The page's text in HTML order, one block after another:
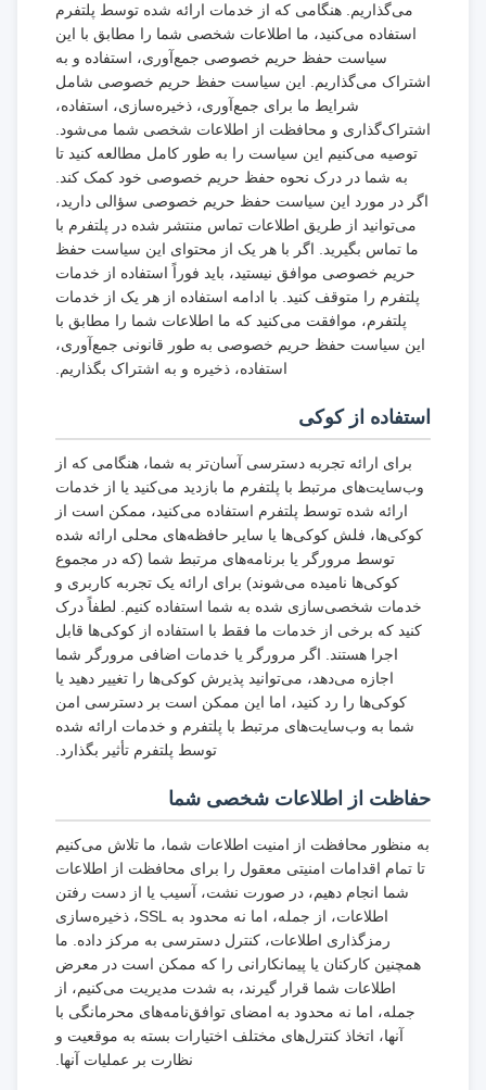
می‌گذاریم. هنگامی که از خدمات ارائه شده توسط پلتفرم
استفاده می‌کنید، ما اطلاعات شخصی شما را مطابق با این
سیاست حفظ حریم خصوصی جمع‌آوری، استفاده و به
اشتراک می‌گذاریم. این سیاست حفظ حریم خصوصی شامل
شرایط ما برای جمع‌آوری، ذخیره‌سازی، استفاده،
اشتراک‌گذاری و محافظت از اطلاعات شخصی شما می‌شود.
توصیه می‌کنیم این سیاست را به طور کامل مطالعه کنید تا
به شما در درک نحوه حفظ حریم خصوصی خود کمک کند.
اگر در مورد این سیاست حفظ حریم خصوصی سؤالی دارید،
می‌توانید از طریق اطلاعات تماس منتشر شده در پلتفرم با
ما تماس بگیرید. اگر با هر یک از محتوای این سیاست حفظ
حریم خصوصی موافق نیستید، باید فوراً استفاده از خدمات
پلتفرم را متوقف کنید. با ادامه استفاده از هر یک از خدمات
پلتفرم، موافقت می‌کنید که ما اطلاعات شما را مطابق با
این سیاست حفظ حریم خصوصی به طور قانونی جمع‌آوری،
استفاده، ذخیره و به اشتراک بگذاریم.
استفاده از کوکی
برای ارائه تجربه دسترسی آسان‌تر به شما، هنگامی که از
وب‌سایت‌های مرتبط با پلتفرم ما بازدید می‌کنید یا از خدمات
ارائه شده توسط پلتفرم استفاده می‌کنید، ممکن است از
کوکی‌ها، فلش کوکی‌ها یا سایر حافظه‌های محلی ارائه شده
توسط مرورگر یا برنامه‌های مرتبط شما (که در مجموع
کوکی‌ها نامیده می‌شوند) برای ارائه یک تجربه کاربری و
خدمات شخصی‌سازی شده به شما استفاده کنیم. لطفاً درک
کنید که برخی از خدمات ما فقط با استفاده از کوکی‌ها قابل
اجرا هستند. اگر مرورگر یا خدمات اضافی مرورگر شما
اجازه می‌دهد، می‌توانید پذیرش کوکی‌ها را تغییر دهید یا
کوکی‌ها را رد کنید، اما این ممکن است بر دسترسی امن
شما به وب‌سایت‌های مرتبط با پلتفرم و خدمات ارائه شده
توسط پلتفرم تأثیر بگذارد.
حفاظت از اطلاعات شخصی شما
به منظور محافظت از امنیت اطلاعات شما، ما تلاش می‌کنیم
تا تمام اقدامات امنیتی معقول را برای محافظت از اطلاعات
شما انجام دهیم، در صورت نشت، آسیب یا از دست رفتن
اطلاعات، از جمله، اما نه محدود به SSL، ذخیره‌سازی
رمزگذاری اطلاعات، کنترل دسترسی به مرکز داده. ما
همچنین کارکنان یا پیمانکارانی را که ممکن است در معرض
اطلاعات شما قرار گیرند، به شدت مدیریت می‌کنیم، از
جمله، اما نه محدود به امضای توافق‌نامه‌های محرمانگی با
آنها، اتخاذ کنترل‌های مختلف اختیارات بسته به موقعیت و
نظارت بر عملیات آنها.